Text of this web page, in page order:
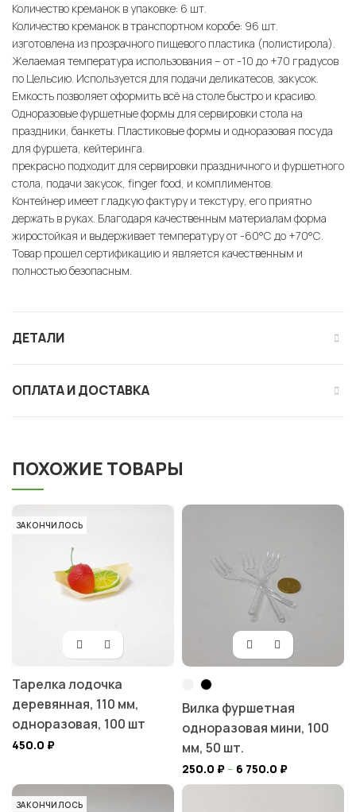
Количество креманок в упаковке: 6 шт.
Количество креманок в транспортном коробе: 96 шт.
изготовлена из прозрачного пищевого пластика (полистирола).
Желаемая температура использования – от -10 до +70 градусов
по Цельсию. Используется для подачи деликатесов, закусок.
Емкость позволяет оформить всё на столе быстро и красиво.
Одноразовые фуршетные формы для сервировки стола на
праздники, банкеты. Пластиковые формы и одноразовая посуда
для фуршета, кейтеринга.
прекрасно подходит для сервировки праздничного и фуршетного
стола, подачи закусок, finger food, и комплиментов.
Контейнер имеет гладкую фактуру и текстуру, его приятно
держать в руках. Благодаря качественным материалам форма
жиростойкая и выдерживает температуру от -60°С до +70°С.
Товар прошел сертификацию и является качественным и
полностью безопасным.
ДЕТАЛИ
ОПЛАТА И ДОСТАВКА
ПОХОЖИЕ ТОВАРЫ
ЗАКОНЧИЛОСЬ
Тарелка лодочка
деревянная, 110 мм,
одноразовая, 100 шт
450.0 ₽
Вилка фуршетная
одноразовая мини, 100
мм, 50 шт.
250.0 ₽– 6 750.0 ₽
ЗАКОНЧИЛОСЬ